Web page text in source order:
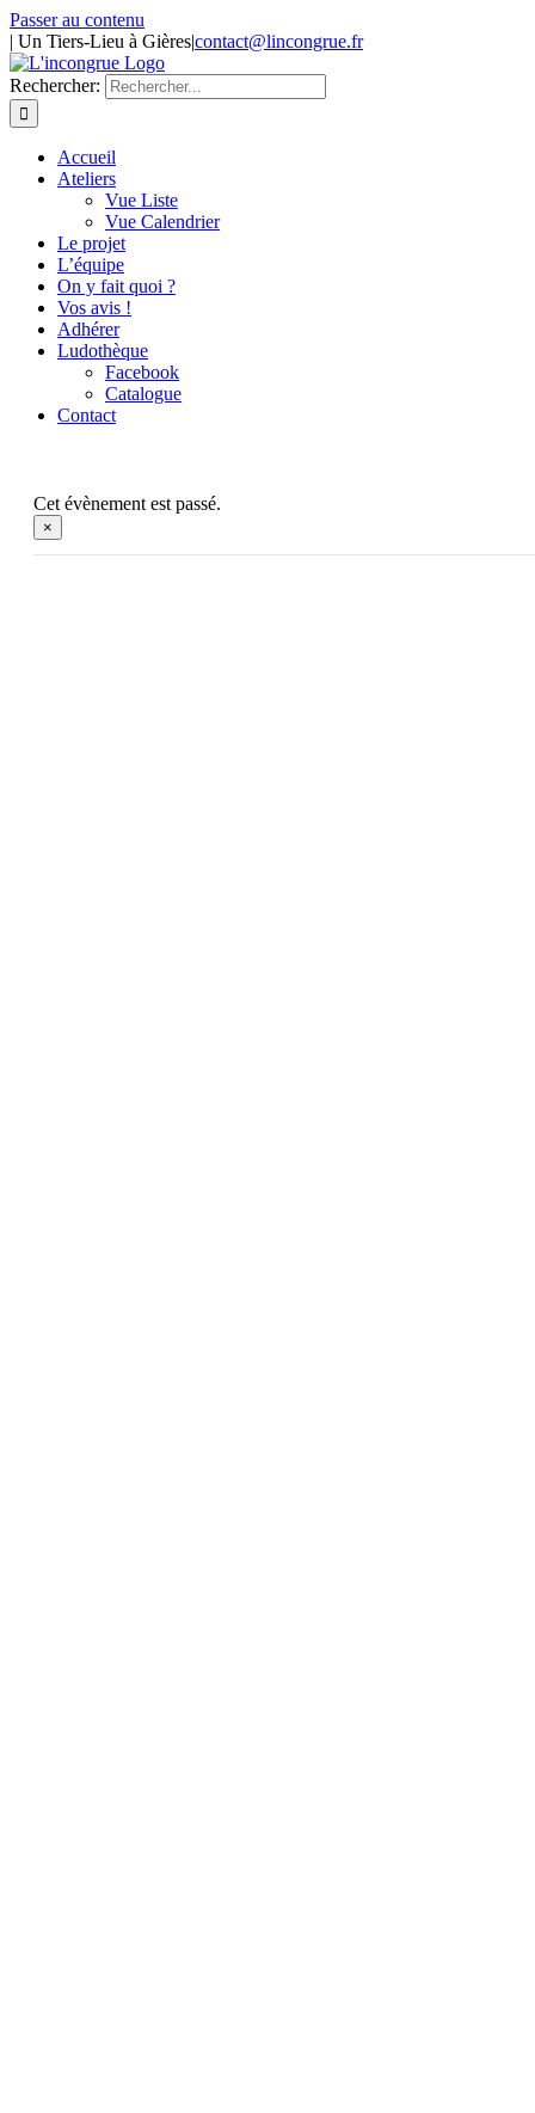
Passer au contenu
| Un Tiers-Lieu à Gières|contact@lincongrue.fr
Rechercher:
Accueil
Ateliers
Vue Liste
Vue Calendrier
Le projet
L’équipe
On y fait quoi ?
Vos avis !
Adhérer
Ludothèque
Facebook
Catalogue
Contact
Cet évènement est passé.
×